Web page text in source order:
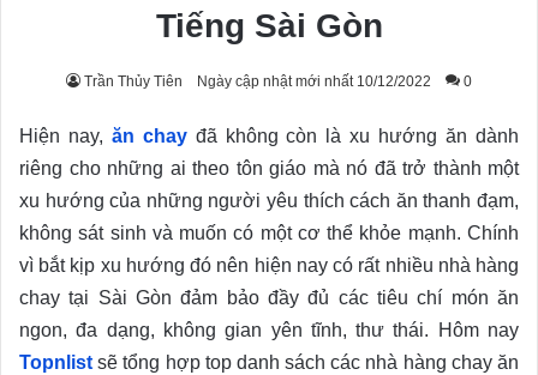
Tiếng Sài Gòn
Trần Thủy Tiên Ngày cập nhật mới nhất 10/12/2022 0
Hiện nay, ăn chayđã không còn là xu hướng ăn dành
riêng cho những ai theo tôn giáo mà nó đã trở thành một
xu hướng của những người yêu thích cách ăn thanh đạm,
không sát sinh và muốn có một cơ thể khỏe mạnh. Chính
vì bắt kịp xu hướng đó nên hiện nay có rất nhiều nhà hàng
chay tại Sài Gòn đảm bảo đầy đủ các tiêu chí món ăn
ngon, đa dạng, không gian yên tĩnh, thư thái. Hôm nay
Topnlist sẽ tổng hợp top danh sách các nhà hàng chay ăn